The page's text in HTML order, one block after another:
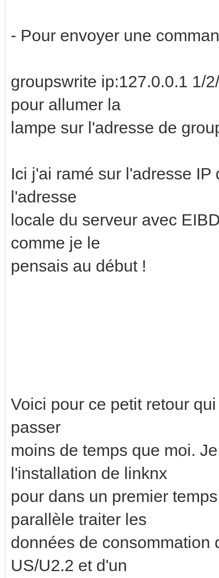
- Pour envoyer une
groupswrite ip:127.0.0.1 1/
pour allumer la
lampe sur l'adresse de
Ici j'ai ramé sur l'adresse
l'adresse
locale du serveur avec
comme je le
pensais au début !
Voici pour ce petit retour
passer
moins de temps que moi.
l'installation de linknx
pour dans un premier
parallèle traiter les
données de consommation
US/U2.2 et d'un